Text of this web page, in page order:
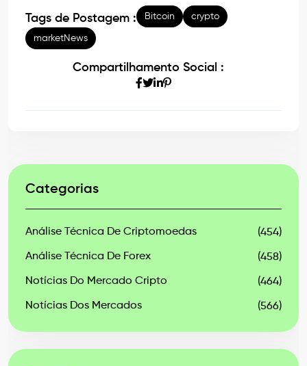
Tags de Postagem : Bitcoin crypto
marketNews
Compartilhamento Social :
Categorias
Análise Técnica De Criptomoedas (454)
Análise Técnica De Forex (458)
Notícias Do Mercado Cripto (464)
Notícias Dos Mercados (566)